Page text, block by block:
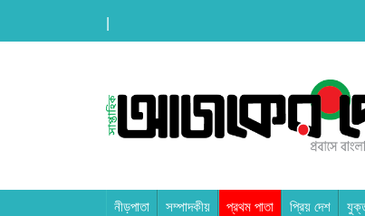
নীড়পাতা সম্পাদকীয় প্রথম পাতা প্রিয় দেশ